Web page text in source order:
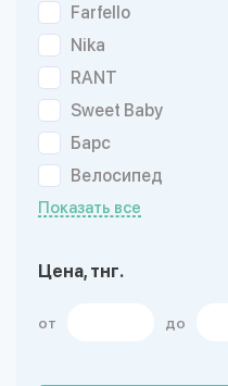
Farfello
Nika
RANT
Sweet Baby
Барс
Велосипед
Показать все
Цена, тнг.
от до